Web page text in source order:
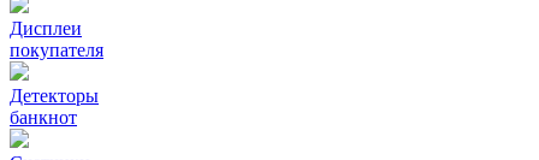
Дисплеи
покупателя
Детекторы
банкнот